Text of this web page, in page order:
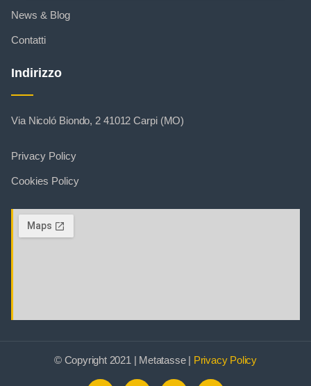
News & Blog
Contatti
Indirizzo
Via Nicoló Biondo, 2 41012 Carpi (MO)
Privacy Policy
Cookies Policy
© Copyright 2021 | Metatasse | Privacy Policy